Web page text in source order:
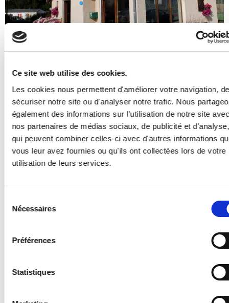
Ce site web utilise des cookies.
Les cookies nous permettent d'améliorer votre navigation, de
sécuriser notre site ou d'analyser notre trafic. Nous
également des informations sur l'utilisation de notre site
nos partenaires de médias sociaux, de publicité et d'analyse,
qui peuvent combiner celles-ci avec d'autres informations
vous leur avez fournies ou qu'ils ont collectées lors de votre
utilisation de leurs services.
Nécessaires
Préférences
Statistiques
CAMPING DE SURNETTE
7, chemin du Champ Premier
43520 Mazet-St-Voy
Tél. : 04.71.65.05.69